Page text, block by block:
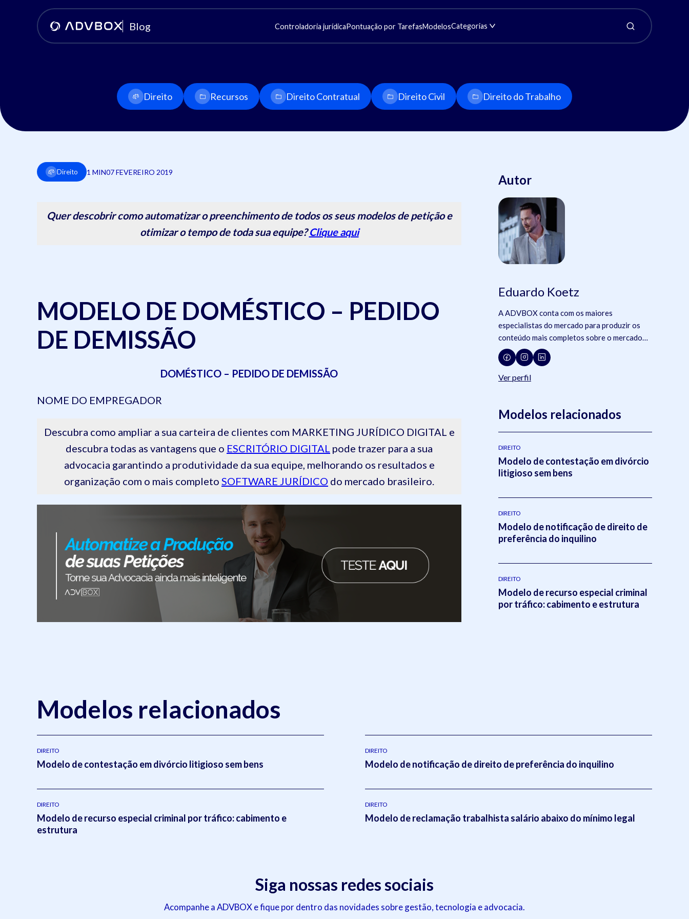
Blog Controladoria jurídicaPontuação por TarefasModelosCategorias
Direito Recursos Direito Contratual Direito Civil Direito do Trabalho
Direito 1 MIN07 FEVEREIRO 2019
Quer descobrir como automatizar o preenchimento de todos os seus modelos de petição e
otimizar o tempo de toda sua equipe?Clique aqui
MODELO DE DOMÉSTICO – PEDIDO
DE DEMISSÃO
DOMÉSTICO – PEDIDO DE DEMISSÃO
NOME DO EMPREGADOR
Descubra como ampliar a sua carteira de clientes com MARKETING JURÍDICO DIGITAL e
descubra todas as vantagens que o ESCRITÓRIO DIGITAL pode trazer para a sua
advocacia garantindo a produtividade da sua equipe, melhorando os resultados e
organização com o mais completo SOFTWARE JURÍDICO do mercado brasileiro.
Autor
Eduardo Koetz
A ADVBOX conta com os maiores
especialistas do mercado para produzir os
conteúdo mais completos sobre o mercado
jurídico, tecnologia e advocacia.
Ver perfil
Modelos relacionados
DIREITO
Modelo de contestação em divórcio
litigioso sem bens
DIREITO
Modelo de notificação de direito de
preferência do inquilino
DIREITO
Modelo de recurso especial criminal
por tráfico: cabimento e estrutura
Modelos relacionados
DIREITO
Modelo de contestação em divórcio litigioso sem bens
DIREITO
Modelo de notificação de direito de preferência do inquilino
DIREITO
Modelo de recurso especial criminal por tráfico: cabimento e
estrutura
DIREITO
Modelo de reclamação trabalhista salário abaixo do mínimo legal
Siga nossas redes sociais
Acompanhe a ADVBOX e fique por dentro das novidades sobre gestão, tecnologia e advocacia.